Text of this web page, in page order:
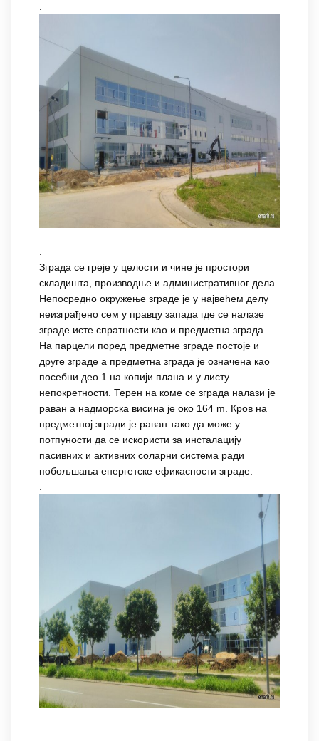
.
.
Зграда се греје у целости и чине је простори
складишта, производње и административног дела.
Непосредно окружење зграде је у највећем делу
неизграђено сем у правцу запада где се налазе
зграде исте спратности као и предметна зграда.
На парцели поред предметне зграде постоје и
друге зграде а предметна зграда је означена као
посебни део 1 на копији плана и у листу
непокретности. Терен на коме се зграда налази је
раван а надморска висина је око 164 m. Кров на
предметној згради је раван тако да може у
потпуности да се искористи за инсталацију
пасивних и активних соларни система ради
побољшања енергетске ефикасности зграде.
.
.